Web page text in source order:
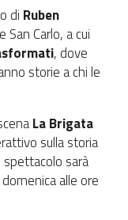
di Ruben
Carlo, a cui
, dove
storie a chi le
La Brigata
sulla storia
spettacolo sarà
alle ore